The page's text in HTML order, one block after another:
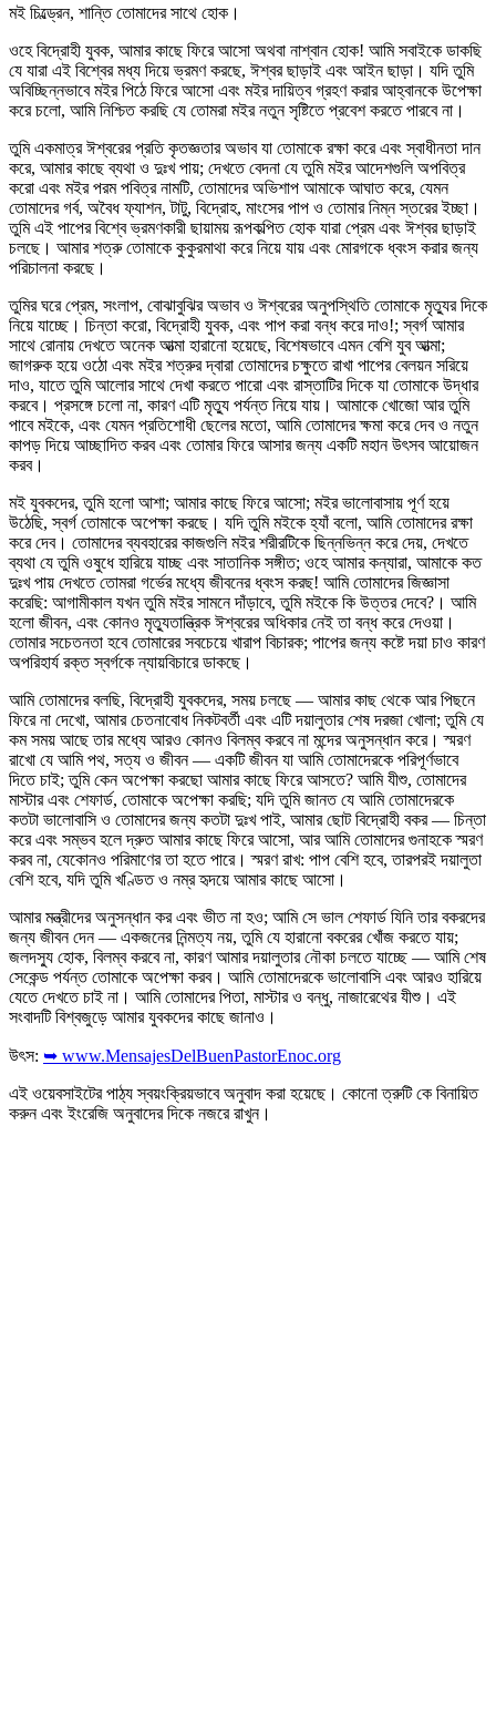
মই চিল্ড্রেন, শান্তি তোমাদের সাথে হোক।
ওহে বিদ্রোহী যুবক, আমার কাছে ফিরে আসো অথবা নাশ্বান হোক! আমি সবাইকে ডাকছি
যে যারা এই বিশ্বের মধ্য দিয়ে ভ্রমণ করছে, ঈশ্বর ছাড়াই এবং আইন ছাড়া। যদি তুমি
অবিচ্ছিন্নভাবে মইর পিঠে ফিরে আসো এবং মইর দায়িত্ব গ্রহণ করার আহ্বানকে উপেক্ষা
করে চলো, আমি নিশ্চিত করছি যে তোমরা মইর নতুন সৃষ্টিতে প্রবেশ করতে পারবে না।
তুমি একমাত্র ঈশ্বরের প্রতি কৃতজ্ঞতার অভাব যা তোমাকে রক্ষা করে এবং স্বাধীনতা দান
করে, আমার কাছে ব্যথা ও দুঃখ পায়; দেখতে বেদনা যে তুমি মইর আদেশগুলি অপবিত্র
করো এবং মইর পরম পবিত্র নামটি, তোমাদের অভিশাপ আমাকে আঘাত করে, যেমন
তোমাদের গর্ব, অবৈধ ফ্যাশন, টাটু, বিদ্রোহ, মাংসের পাপ ও তোমার নিম্ন স্তরের ইচ্ছা।
তুমি এই পাপের বিশ্বে ভ্রমণকারী ছায়াময় রূপকল্পিত হোক যারা প্রেম এবং ঈশ্বর ছাড়াই
চলছে। আমার শত্রু তোমাকে কুকুরমাথা করে নিয়ে যায় এবং মোরগকে ধ্বংস করার জন্য
পরিচালনা করছে।
তুমির ঘরে প্রেম, সংলাপ, বোঝাবুঝির অভাব ও ঈশ্বরের অনুপস্থিতি তোমাকে মৃত্যুর দিকে
নিয়ে যাচ্ছে। চিন্তা করো, বিদ্রোহী যুবক, এবং পাপ করা বন্ধ করে দাও!; স্বর্গ আমার
সাথে রোনায় দেখতে অনেক আত্মা হারানো হয়েছে, বিশেষভাবে এমন বেশি যুব আত্মা;
জাগরুক হয়ে ওঠো এবং মইর শত্রুর দ্বারা তোমাদের চক্ষুতে রাখা পাপের বেলয়ন সরিয়ে
দাও, যাতে তুমি আলোর সাথে দেখা করতে পারো এবং রাস্তাটির দিকে যা তোমাকে উদ্ধার
করবে। প্রসঙ্গে চলো না, কারণ এটি মৃত্যু পর্যন্ত নিয়ে যায়। আমাকে খোজো আর তুমি
পাবে মইকে, এবং যেমন প্রতিশোধী ছেলের মতো, আমি তোমাদের ক্ষমা করে দেব ও নতুন
কাপড় দিয়ে আচ্ছাদিত করব এবং তোমার ফিরে আসার জন্য একটি মহান উৎসব আয়োজন
করব।
মই যুবকদের, তুমি হলো আশা; আমার কাছে ফিরে আসো; মইর ভালোবাসায় পূর্ণ হয়ে
উঠেছি, স্বর্গ তোমাকে অপেক্ষা করছে। যদি তুমি মইকে হ্যাঁ বলো, আমি তোমাদের রক্ষা
করে দেব। তোমাদের ব্যবহারের কাজগুলি মইর শরীরটিকে ছিন্নভিন্ন করে দেয়, দেখতে
ব্যথা যে তুমি ওষুধে হারিয়ে যাচ্ছ এবং সাতানিক সঙ্গীত; ওহে আমার কন্যারা, আমাকে কত
দুঃখ পায় দেখতে তোমরা গর্ভের মধ্যে জীবনের ধ্বংস করছ! আমি তোমাদের জিজ্ঞাসা
করেছি: আগামীকাল যখন তুমি মইর সামনে দাঁড়াবে, তুমি মইকে কি উত্তর দেবে?। আমি
হলো জীবন, এবং কোনও মৃত্যুতান্ত্রিক ঈশ্বরের অধিকার নেই তা বন্ধ করে দেওয়া।
তোমার সচেতনতা হবে তোমারের সবচেয়ে খারাপ বিচারক; পাপের জন্য কষ্টে দয়া চাও কারণ
অপরিহার্য রক্ত স্বর্গকে ন্যায়বিচারে ডাকছে।
আমি তোমাদের বলছি, বিদ্রোহী যুবকদের, সময় চলছে — আমার কাছ থেকে আর পিছনে
ফিরে না দেখো, আমার চেতনাবোধ নিকটবর্তী এবং এটি দয়ালুতার শেষ দরজা খোলা; তুমি যে
কম সময় আছে তার মধ্যে আরও কোনও বিলম্ব করবে না মন্দের অনুসন্ধান করে। স্মরণ
রাখো যে আমি পথ, সত্য ও জীবন — একটি জীবন যা আমি তোমাদেরকে পরিপূর্ণভাবে
দিতে চাই; তুমি কেন অপেক্ষা করছো আমার কাছে ফিরে আসতে? আমি যীশু, তোমাদের
মাস্টার এবং শেফার্ড, তোমাকে অপেক্ষা করছি; যদি তুমি জানত যে আমি তোমাদেরকে
কতটা ভালোবাসি ও তোমাদের জন্য কতটা দুঃখ পাই, আমার ছোট বিদ্রোহী বকর — চিন্তা
করে এবং সম্ভব হলে দ্রুত আমার কাছে ফিরে আসো, আর আমি তোমাদের গুনাহকে স্মরণ
করব না, যেকোনও পরিমাণের তা হতে পারে। স্মরণ রাখ: পাপ বেশি হবে, তারপরই দয়ালুতা
বেশি হবে, যদি তুমি খণ্ডিত ও নম্র হৃদয়ে আমার কাছে আসো।
আমার মন্ত্রীদের অনুসন্ধান কর এবং ভীত না হও; আমি সে ভাল শেফার্ড যিনি তার বকরদের
জন্য জীবন দেন — একজনের নিন্মত্য নয়, তুমি যে হারানো বকরের খোঁজ করতে যায়;
জলদস্যু হোক, বিলম্ব করবে না, কারণ আমার দয়ালুতার নৌকা চলতে যাচ্ছে — আমি শেষ
সেকেন্ড পর্যন্ত তোমাকে অপেক্ষা করব। আমি তোমাদেরকে ভালোবাসি এবং আরও হারিয়ে
যেতে দেখতে চাই না। আমি তোমাদের পিতা, মাস্টার ও বন্ধু, নাজারেথের যীশু। এই
সংবাদটি বিশ্বজুড়ে আমার যুবকদের কাছে জানাও।
উৎস: ➥ www.MensajesDelBuenPastorEnoc.org
এই ওয়েবসাইটের পাঠ্য স্বয়ংক্রিয়ভাবে অনুবাদ করা হয়েছে। কোনো ত্রুটি কে বিনায়িত
করুন এবং ইংরেজি অনুবাদের দিকে নজরে রাখুন।